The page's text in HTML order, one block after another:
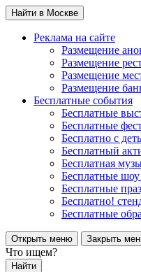
Найти в Москве
Реклама на сайте
Размещение
Размещение
Размещение
Размещение
Бесплатные события
Бесплатные
Бесплатные
Бесплатно с
Бесплатный
Бесплатная
Бесплатные
Бесплатные
Бесплатно!
Бесплатные
Открыть меню Закрыть
Что ищем?
Найти